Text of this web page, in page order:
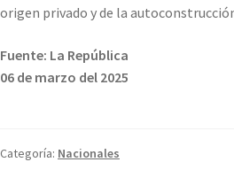
origen privado y de la
Fuente: La República
06 de marzo del 2025
Categoría: Nacionales